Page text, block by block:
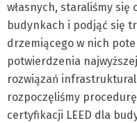
własnych, staraliśmy
budynkach i podjąć się
drzemiącego w nich
potwierdzenia
rozwiązań
rozpoczęliśmy
certyfikacji LEED dla